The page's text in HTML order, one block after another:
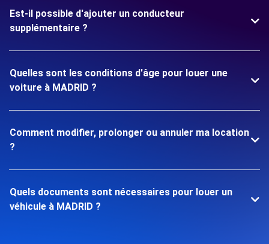
Est-il possible d'ajouter un conducteur
supplémentaire ?
Quelles sont les conditions d'âge pour louer une
voiture à MADRID ?
Comment modifier, prolonger ou annuler ma location
?
Quels documents sont nécessaires pour louer un
véhicule à MADRID ?